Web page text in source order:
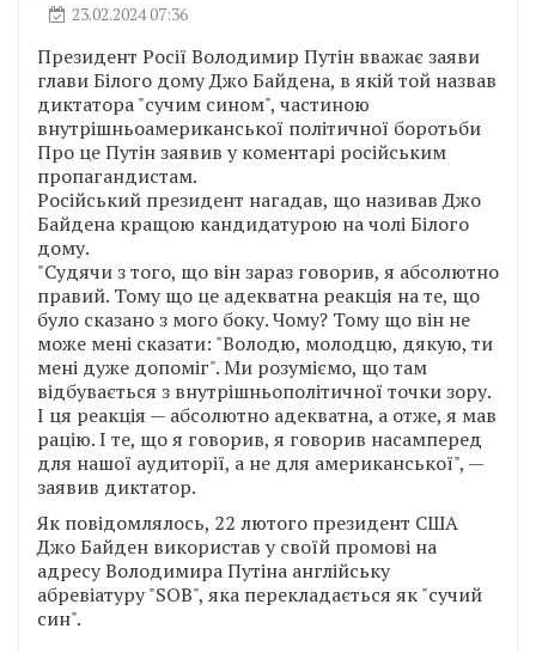
23.02.2024 07:36
Президент Росії Володимир Путін вважає заяви
глави Білого дому Джо Байдена, в якій той назвав
диктатора "сучим сином", частиною
внутрішньоамериканської політичної боротьби
Про це Путін заявив у коментарі російським
пропагандистам.
Російський президент нагадав, що називав Джо
Байдена кращою кандидатурою на чолі Білого
дому.
"Судячи з того, що він зараз говорив, я абсолютно
правий. Тому що це адекватна реакція на те, що
було сказано з мого боку. Чому? Тому що він не
може мені сказати: "Володю, молодцю, дякую, ти
мені дуже допоміг". Ми розуміємо, що там
відбувається з внутрішньополітичної точки зору.
І ця реакція — абсолютно адекватна, а отже, я мав
рацію. І те, що я говорив, я говорив насамперед
для нашої аудиторії, а не для американської", —
заявив диктатор.
Як повідомлялось, 22 лютого президент США
Джо Байден використав у своїй промові на
адресу Володимира Путіна англійську
абревіатуру "SOB", яка перекладається як "сучий
син".